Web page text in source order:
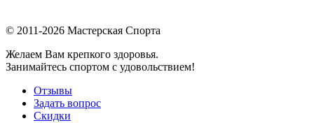
© 2011-2026 Мастерская Спорта
Желаем Вам крепкого здоровья.
Занимайтесь спортом с удовольствием!
Отзывы
Задать вопрос
Скидки